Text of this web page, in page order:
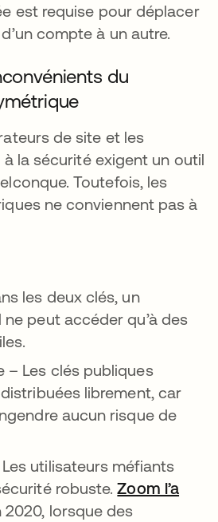
est requise pour déplacer
compte à un autre.
du
de site et les
la sécurité exigent un outil
Toutefois, les
ne conviennent pas à
les deux clés, un
peut accéder qu’à des
– Les clés publiques
librement, car
aucun risque de
utilisateurs méfiants
robuste.Zoom l’a
dans un nouvel onglet
lorsque des